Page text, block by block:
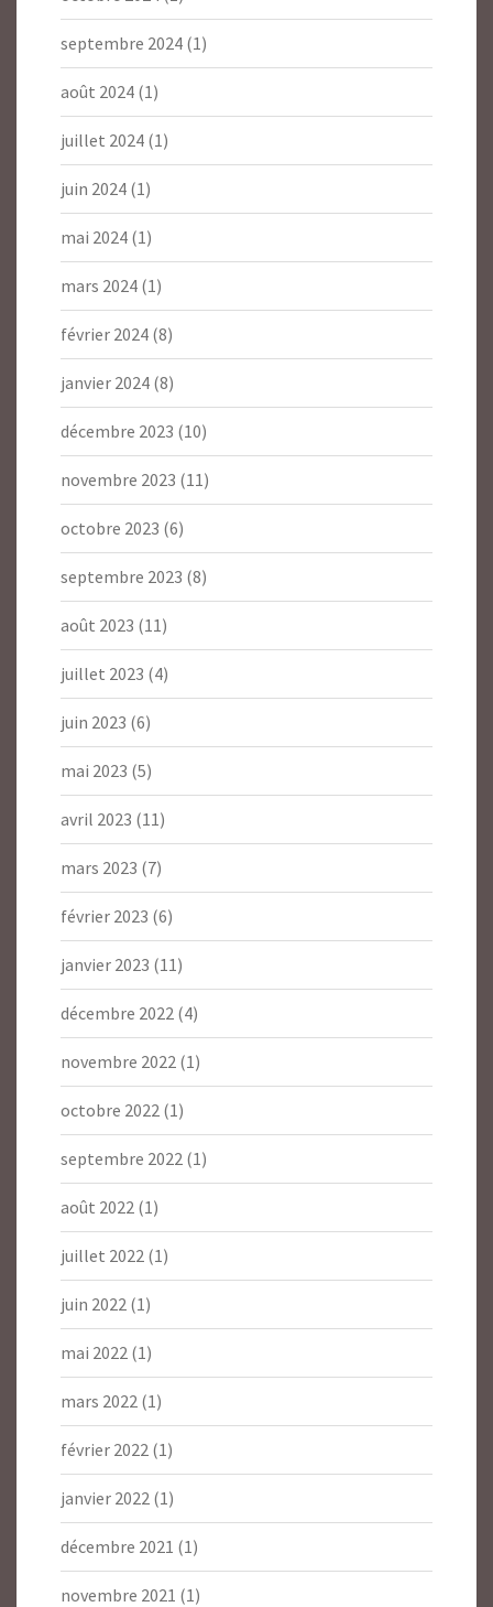
septembre 2024 (1)
août 2024 (1)
juillet 2024 (1)
juin 2024 (1)
mai 2024 (1)
mars 2024 (1)
février 2024 (8)
janvier 2024 (8)
décembre 2023 (10)
novembre 2023 (11)
octobre 2023 (6)
septembre 2023 (8)
août 2023 (11)
juillet 2023 (4)
juin 2023 (6)
mai 2023 (5)
avril 2023 (11)
mars 2023 (7)
février 2023 (6)
janvier 2023 (11)
décembre 2022 (4)
novembre 2022 (1)
octobre 2022 (1)
septembre 2022 (1)
août 2022 (1)
juillet 2022 (1)
juin 2022 (1)
mai 2022 (1)
mars 2022 (1)
février 2022 (1)
janvier 2022 (1)
décembre 2021 (1)
novembre 2021 (1)